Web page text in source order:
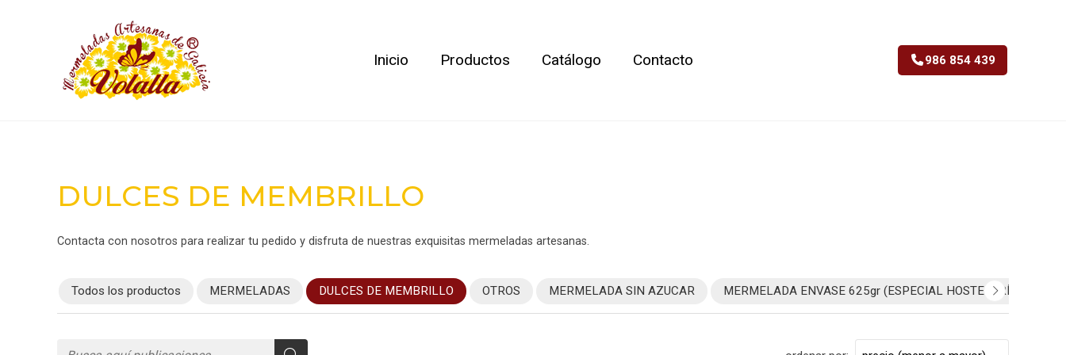
Inicio Productos Catálogo Contacto 986 854 439
DULCES DE MEMBRILLO
Contacta con nosotros para realizar tu pedido y disfruta de nuestras exquisitas mermeladas artesanas.
Todos los productos MERMELADAS DULCES DE MEMBRILLO OTROS MERMELADA SIN AZUCAR MERMELADA ENVASE 625gr (ESPECIAL HOSTELERÍA)